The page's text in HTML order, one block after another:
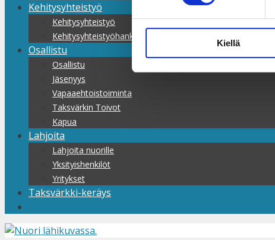
Kiellä
Kehitysyhteistyö
Kehitysyhteistyö
Kehitysyhteistyöhankkeet
Osallistu
Osallistu
Jäsenyys
Vapaaehtoistoiminta
Taksvärkin Toivot
Kapua
Lahjoita
Lahjoita nuorille
Yksityishenkilöt
Yritykset
Taksvärkki-keräys